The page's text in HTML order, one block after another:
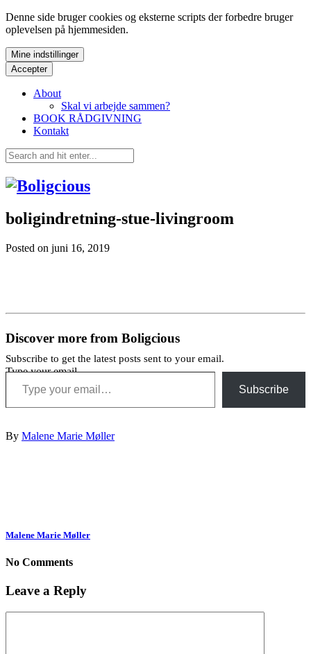
Denne side bruger cookies og eksterne scripts der forbedre bruger
oplevelsen på hjemmesiden.
Mine indstillinger
Accepter
About
Skal vi arbejde sammen?
BOOK RÅDGIVNING
Kontakt
boligindretning-stue-livingroom
Posted on juni 16, 2019
Discover more from Boligcious
Subscribe to get the latest posts sent to your email.
Type your email…
Subscribe
By Malene Marie Møller
Malene Marie Møller
No Comments
Leave a Reply